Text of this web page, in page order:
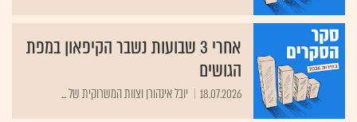
אחרי 3 שבועות נשבר הקיפאון במפת
הגושים
18.07.2026 יובל אינהורן וצוות המשרוקית של ...